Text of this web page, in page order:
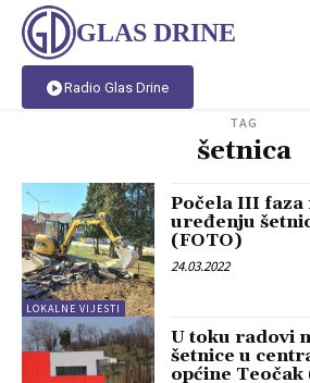
GLAS DRINE
Radio Glas Drine
TAG
šetnica
LOKALNE VIJESTI
Počela III faza
uređenju
(FOTO)
24.03.2022
U toku radovi
šetnice u
općine Teočak